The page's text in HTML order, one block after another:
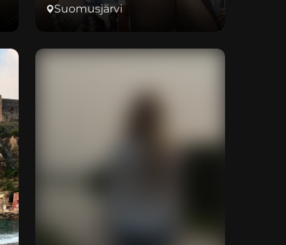
Suomusjärvi